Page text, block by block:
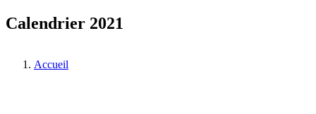
Calendrier 2021
Accueil